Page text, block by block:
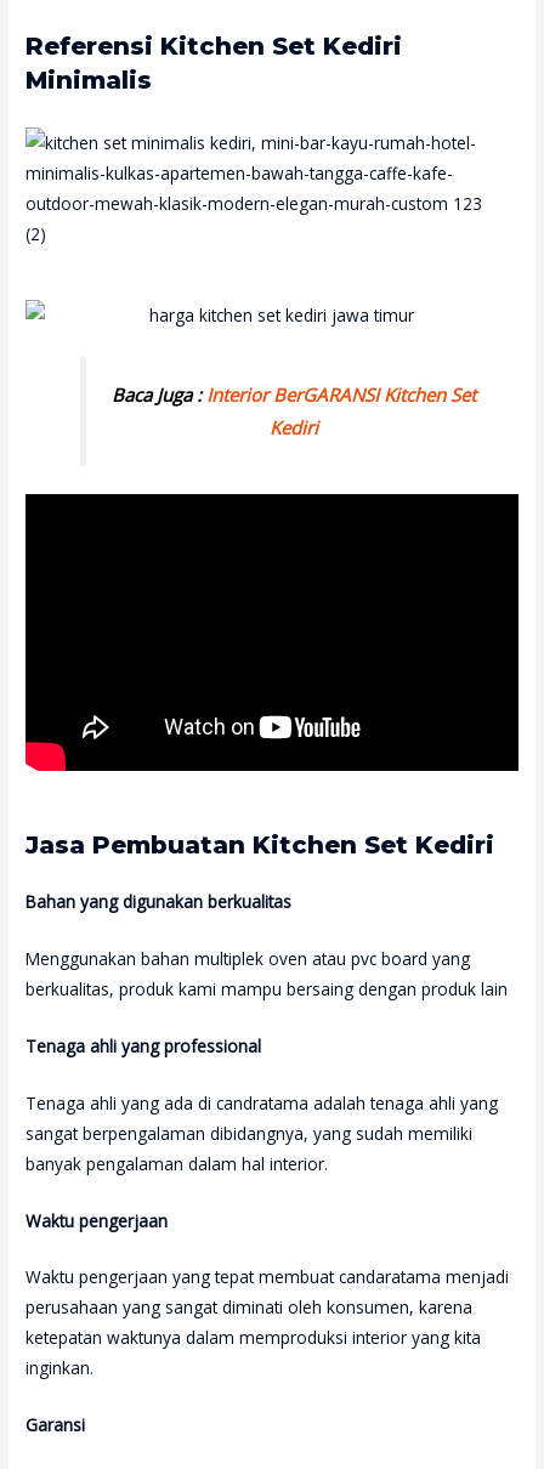
Referensi Kitchen Set Kediri
Minimalis
Baca Juga :Interior BerGARANSI Kitchen Set
Kediri
Jasa Pembuatan Kitchen Set Kediri
Bahan yang digunakan berkualitas
Menggunakan bahan multiplek oven atau pvc board yang
berkualitas, produk kami mampu bersaing dengan produk lain
Tenaga ahli yang professional
Tenaga ahli yang ada di candratama adalah tenaga ahli yang
sangat berpengalaman dibidangnya, yang sudah memiliki
banyak pengalaman dalam hal interior.
Waktu pengerjaan
Waktu pengerjaan yang tepat membuat candaratama menjadi
perusahaan yang sangat diminati oleh konsumen, karena
ketepatan waktunya dalam memproduksi interior yang kita
inginkan.
Garansi